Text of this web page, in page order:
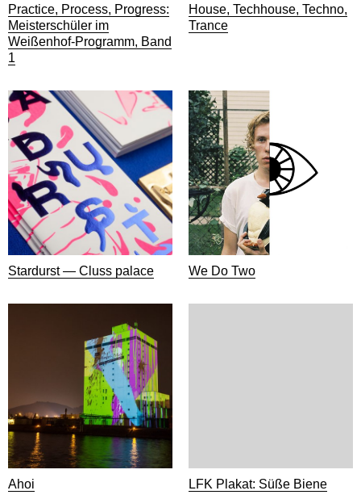
Practice, Process, Progress:
Meisterschüler im
Weißenhof-Programm, Band
1
House, Techhouse, Techno,
Trance
Stardurst — Cluss palace We Do Two
Ahoi LFK Plakat: Süße Biene